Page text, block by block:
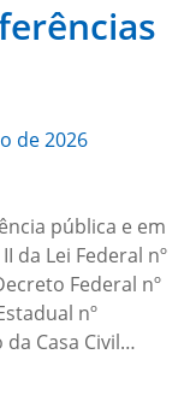
de 2026
pública e em
da Lei Federal nº
Federal nº
nº
da Casa Civil…